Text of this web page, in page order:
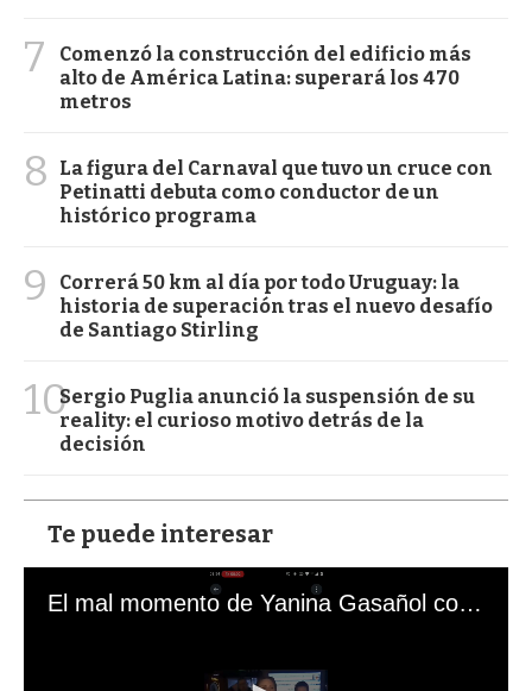
7
Comenzó la construcción del edificio más
alto de América Latina: superará los 470
metros
8
La figura del Carnaval que tuvo un cruce con
Petinatti debuta como conductor de un
histórico programa
9
Correrá 50 km al día por todo Uruguay: la
historia de superación tras el nuevo desafío
de Santiago Stirling
10Sergio Puglia anunció la suspensión de su
reality: el curioso motivo detrás de la
decisión
Te puede interesar
El mal momento de Yanina Gasañol con un hincha argentino en "Subrayado"